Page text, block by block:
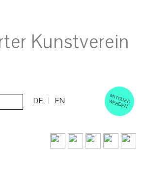
M
ITGLIED W
ERD
EN
DE EN